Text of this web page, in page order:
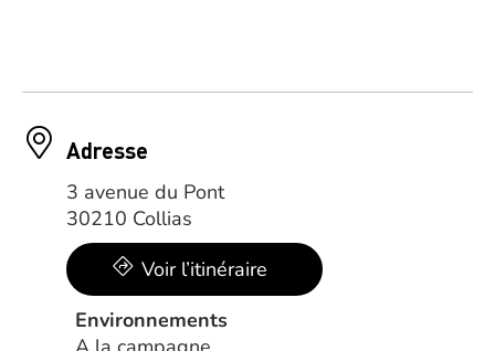
Adresse
3 avenue du Pont
30210 Collias
Voir l’itinéraire
Environnements